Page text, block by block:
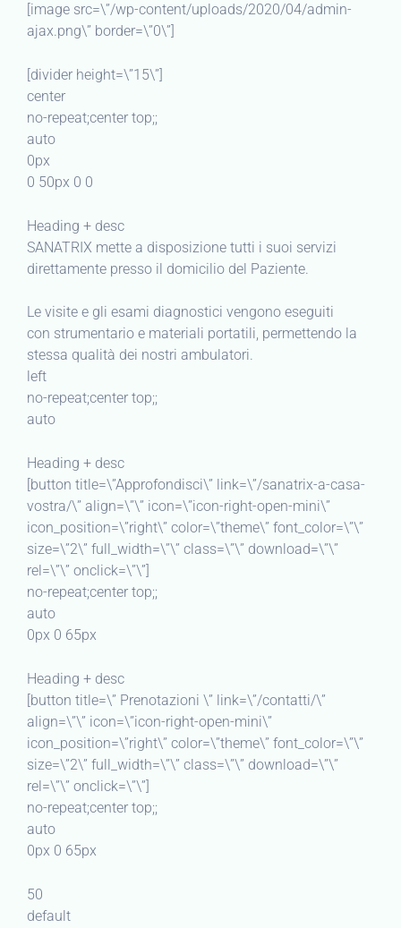
[image src=\”/wp-content/uploads/2020/04/admin-
ajax.png\” border=\”0\”]
[divider height=\”15\”]
center
no-repeat;center top;;
auto
0px
0 50px 0 0
Heading + desc
SANATRIX mette a disposizione tutti i suoi servizi
direttamente presso il domicilio del Paziente.
Le visite e gli esami diagnostici vengono eseguiti
con strumentario e materiali portatili, permettendo la
stessa qualità dei nostri ambulatori.
left
no-repeat;center top;;
auto
Heading + desc
[button title=\”Approfondisci\” link=\”/sanatrix-a-casa-
vostra/\” align=\”\” icon=\”icon-right-open-mini\”
icon_position=\”right\” color=\”theme\” font_color=\”\”
size=\”2\” full_width=\”\” class=\”\” download=\”\”
rel=\”\” onclick=\”\”]
no-repeat;center top;;
auto
0px 0 65px
Heading + desc
[button title=\” Prenotazioni \” link=\”/contatti/\”
align=\”\” icon=\”icon-right-open-mini\”
icon_position=\”right\” color=\”theme\” font_color=\”\”
size=\”2\” full_width=\”\” class=\”\” download=\”\”
rel=\”\” onclick=\”\”]
no-repeat;center top;;
auto
0px 0 65px
50
default